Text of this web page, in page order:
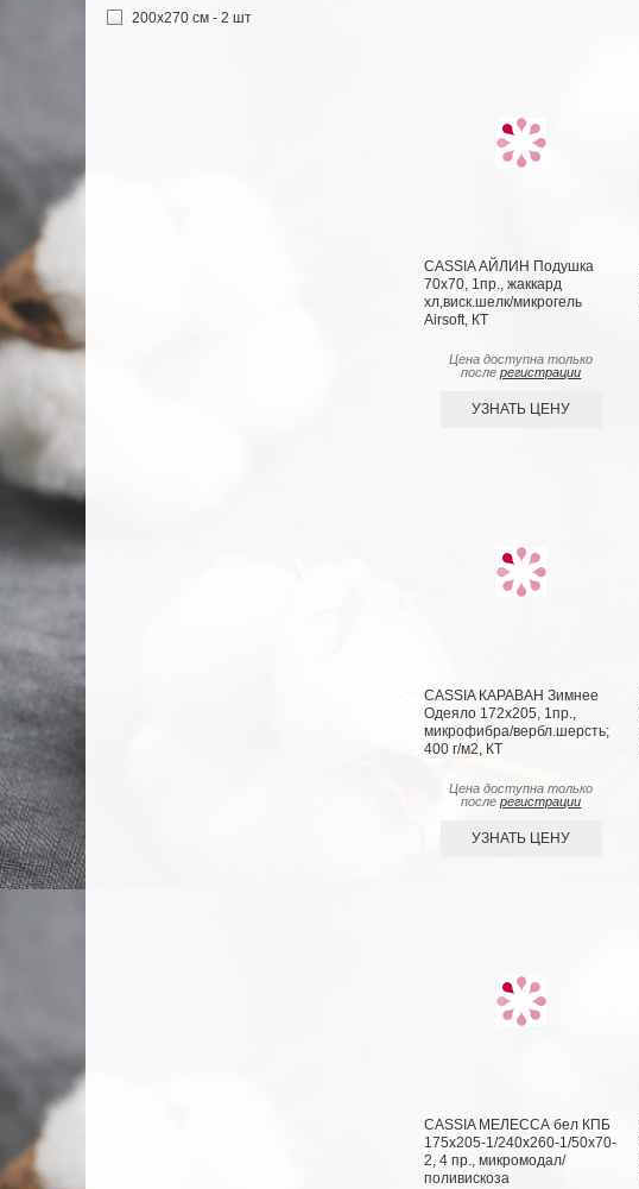
CASSIA АЙЛИН Подушка
70х70, 1пр., жаккард
хл,виск.шелк/микрогель
Airsoft, КТ
Цена доступна только
послерегистрации
УЗНАТЬ ЦЕНУ
CASSIA КАРАВАН Зимнее
Одеяло 172х205, 1пр.,
микрофибра/вербл.шерсть;
400 г/м2, КТ
Цена доступна только
послерегистрации
УЗНАТЬ ЦЕНУ
CASSIA МЕЛЕССА бел КПБ
175х205-1/240х260-1/50х70-
2, 4 пр., микромодал/
поливискоза
200х270 см - 2 шт